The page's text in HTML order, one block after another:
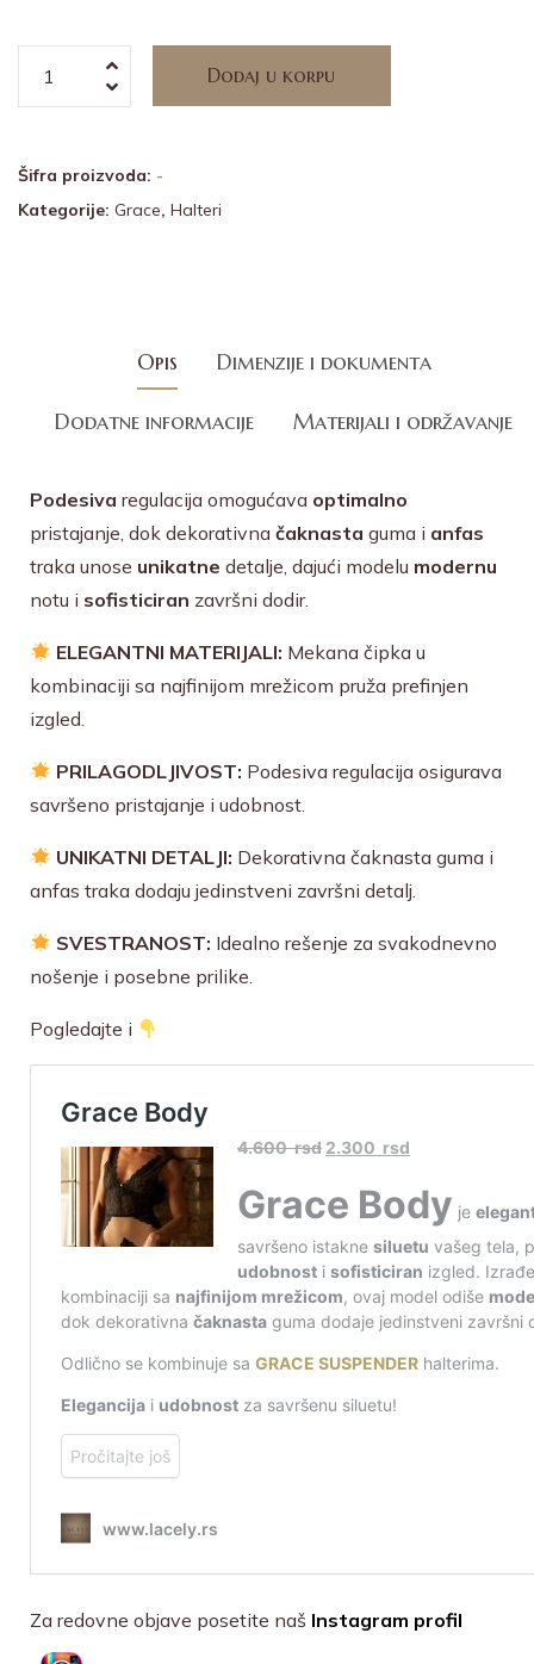
Dodaj u korpu
Šifra proizvoda: -
Kategorije: Grace, Halteri
Opis Dimenzije i dokumenta
Dodatne informacije Materijali i održavanje
Podesiva regulacija omogućava optimalno
pristajanje, dok dekorativna čaknasta guma i anfas
traka unose unikatne detalje, dajući modelu modernu
notu i sofisticiran završni dodir.
ELEGANTNI MATERIJALI: Mekana čipka u
kombinaciji sa najfinijom mrežicom pruža prefinjen
izgled.
PRILAGODLJIVOST: Podesiva regulacija osigurava
savršeno pristajanje i udobnost.
UNIKATNI DETALJI: Dekorativna čaknasta guma i
anfas traka dodaju jedinstveni završni detalj.
SVESTRANOST: Idealno rešenje za svakodnevno
nošenje i posebne prilike.
Pogledajte i
Za redovne objave posetite naš Instagram profil